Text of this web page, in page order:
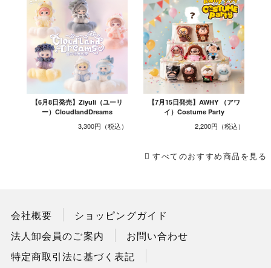
【6月8日発売】Ziyuli（ユーリ
ー）CloudlandDreams
3,300円
【7月15日発売】AWHY （アワ
イ）Costume Party
2,200円
すべてのおすすめ商品を見る
会社概要
ショッピングガイド
法人卸会員のご案内
お問い合わせ
特定商取引法に基づく表記